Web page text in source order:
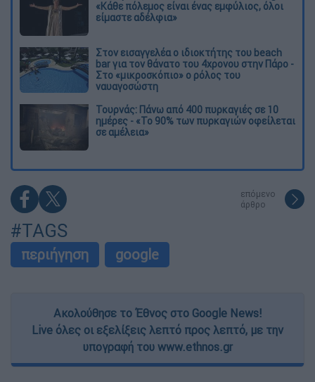
«Κάθε πόλεμος είναι ένας εμφύλιος, όλοι
είμαστε αδέλφια»
Στον εισαγγελέα ο ιδιοκτήτης του beach
bar για τον θάνατο του 4χρονου στην Πάρο -
Στο «μικροσκόπιο» ο ρόλος του
ναυαγοσώστη
Τουρνάς: Πάνω από 400 πυρκαγιές σε 10
ημέρες - «Το 90% των πυρκαγιών οφείλεται
σε αμέλεια»
επόμενο
άρθρο
#TAGS
περιήγηση google
Ακολούθησε το Έθνος στο Google News!
Live όλες οι εξελίξεις λεπτό προς λεπτό, με την
υπογραφή του www.ethnos.gr